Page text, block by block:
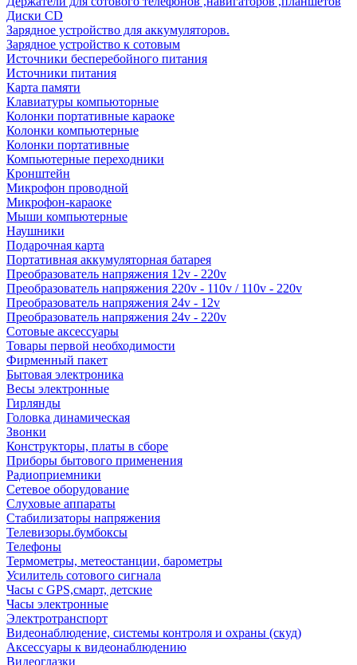
Диски CD
Зарядное устройство для аккумуляторов.
Зарядное устройство к сотовым
Источники бесперебойного питания
Источники питания
Карта памяти
Клавиатуры компьюторные
Колонки портативные караоке
Колонки компьютерные
Колонки портативные
Компьютерные переходники
Кронштейн
Микрофон проводной
Микрофон-караоке
Мыши компьютерные
Наушники
Подарочная карта
Портативная аккумуляторная батарея
Преобразователь напряжения 12v - 220v
Преобразователь напряжения 220v - 110v / 110v - 220v
Преобразователь напряжения 24v - 12v
Преобразователь напряжения 24v - 220v
Сотовые аксессуары
Товары первой необходимости
Фирменный пакет
Бытовая электроника
Весы электронные
Гирлянды
Головка динамическая
Звонки
Конструкторы, платы в сборе
Приборы бытового применения
Радиоприемники
Сетевое оборудование
Слуховые аппараты
Стабилизаторы напряжения
Телевизоры.бумбоксы
Телефоны
Термометры, метеостанции, барометры
Усилитель сотового сигнала
Часы с GPS,смарт, детские
Часы электронные
Электротранспорт
Видеонаблюдение, системы контроля и охраны (скуд)
Аксессуары к видеонаблюдению
Видеоглазки